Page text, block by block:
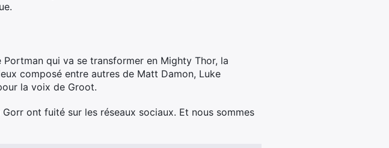
qui va se transformer en Mighty Thor, la
composé entre autres de Matt Damon, Luke
la voix de Groot.
ont fuité sur les réseaux sociaux. Et nous sommes